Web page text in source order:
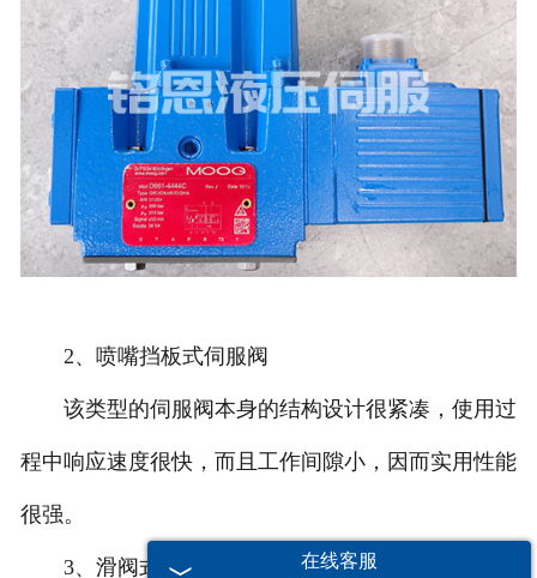
2、喷嘴挡板式伺服阀
该类型的伺服阀本身的结构设计很紧凑，使用过
程中响应速度很快，而且工作间隙小，因而实用性能
很强。
3、滑阀式伺服阀 在线客服